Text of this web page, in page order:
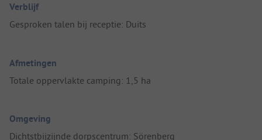
Verblijf
Gesproken talen bij receptie: Duits
Afmetingen
Totale oppervlakte camping: 1,5 ha
Omgeving
Dichtstbijzijnde dorpscentrum: Sörenberg